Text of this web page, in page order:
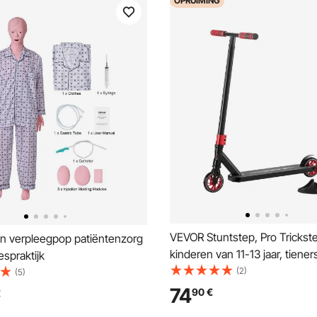
verpleegpop patiëntenzorg
(5)
VEVOR Stuntstep, Pro
kinderen van 11-13 jaar,
en meisjes, Freestyle Street
gevorderden en beginners,
lichtgewicht aluminium deck
(2)
7490€